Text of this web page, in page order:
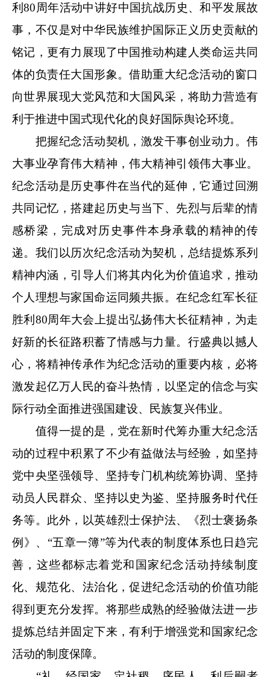
利80周年活动中讲好中国抗战历史、和平发展故
事，不仅是对中华民族维护国际正义历史贡献的
铭记，更有力展现了中国推动构建人类命运共同
体的负责任大国形象。借助重大纪念活动的窗口
向世界展现大党风范和大国风采，将助力营造有
利于推进中国式现代化的良好国际舆论环境。
把握纪念活动契机，激发干事创业动力。伟
大事业孕育伟大精神，伟大精神引领伟大事业。
纪念活动是历史事件在当代的延伸，它通过回溯
共同记忆，搭建起历史与当下、先烈与后辈的情
感桥梁，完成对历史事件本身承载的精神的传
递。我们以历次纪念活动为契机，总结提炼系列
精神内涵，引导人们将其内化为价值追求，推动
个人理想与家国命运同频共振。在纪念红军长征
胜利80周年大会上提出弘扬伟大长征精神，为走
好新的长征路积蓄了情感与力量。行盛典以撼人
心，将精神传承作为纪念活动的重要内核，必将
激发起亿万人民的奋斗热情，以坚定的信念与实
际行动全面推进强国建设、民族复兴伟业。
值得一提的是，党在新时代筹办重大纪念活
动的过程中积累了不少有益做法与经验，如坚持
党中央坚强领导、坚持专门机构统筹协调、坚持
动员人民群众、坚持以史为鉴、坚持服务时代任
务等。此外，以英雄烈士保护法、《烈士褒扬条
例》、“五章一簿”等为代表的制度体系也日趋完
善，这些都标志着党和国家纪念活动持续制度
化、规范化、法治化，促进纪念活动的价值功能
得到更充分发挥。将那些成熟的经验做法进一步
提炼总结并固定下来，有利于增强党和国家纪念
活动的制度保障。